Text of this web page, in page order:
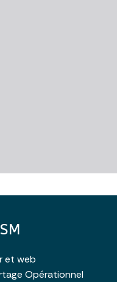
et web
Opérationnel